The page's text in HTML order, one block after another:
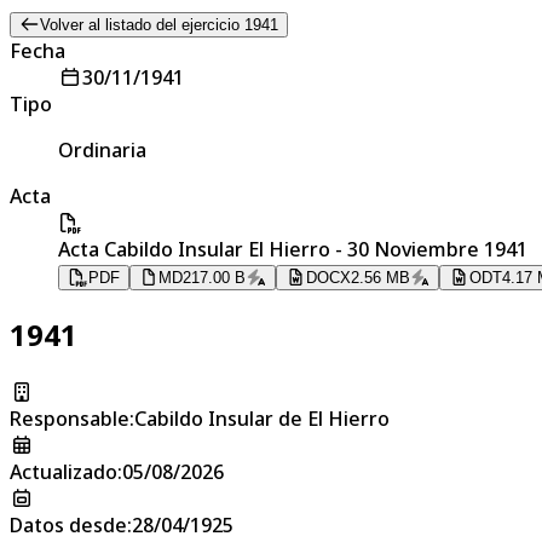
Volver al listado del ejercicio 1941
Fecha
30/11/1941
Tipo
Ordinaria
Acta
Acta Cabildo Insular El Hierro - 30 Noviembre 1941
PDF MD217.00 B DOCX2.56 MB ODT4.17
1941
Responsable:Cabildo Insular de El Hierro
Actualizado:05/08/2026
Datos desde:28/04/1925